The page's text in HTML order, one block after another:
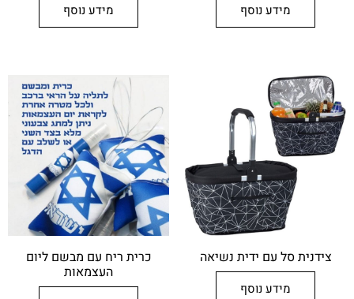
מידע נוסף מידע נוסף
צידנית סל עם ידית נשיאה
מידע נוסף
כרית ריח עם מבשם ליום
העצמאות